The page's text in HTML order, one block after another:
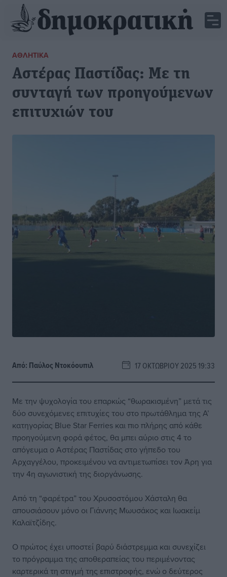
ΑΘΛΗΤΙΚΆ
Αστέρας Παστίδας: Με τη
συνταγή των προηγούμενων
επιτυχιών του
Από: Παύλος Nτοκόουπιλ 17 ΟΚΤΩΒΡΊΟΥ 2025 19:33
Με την ψυχολογία του επαρκώς “θωρακισμένη” μετά τις
δύο συνεχόμενες επιτυχίες του στο πρωτάθλημα της Α’
κατηγορίας Blue Star Ferries και πιο πλήρης από κάθε
προηγούμενη φορά φέτος, θα μπει αύριο στις 4 το
απόγευμα ο Αστέρας Παστίδας στο γήπεδο του
Αρχαγγέλου, προκειμένου να αντιμετωπίσει τον Άρη για
την 4η αγωνιστική της διοργάνωσης.
Από τη “φαρέτρα” του Χρυσοστόμου Χάσταλη θα
απουσιάσουν μόνο οι Γιάννης Μωυσάκος και Ιωακείμ
Καλαϊτζίδης.
Ο πρώτος έχει υποστεί βαρύ διάστρεμμα και συνεχίζει
το πρόγραμμα της αποθεραπείας του περιμένοντας
καρτερικά τη στιγμή της επιστροφής, ενώ ο δεύτερος